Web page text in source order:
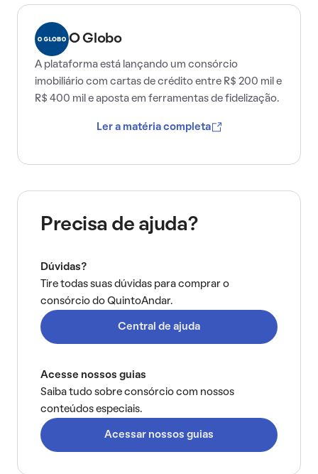
O Globo
A plataforma está lançando um consórcio
imobiliário com cartas de crédito entre R$ 200 mil e
R$ 400 mil e aposta em ferramentas de fidelização.
Ler a matéria completa
Precisa de ajuda?
Dúvidas?
Tire todas suas dúvidas para comprar o
consórcio do QuintoAndar.
Central de ajuda
Acesse nossos guias
Saiba tudo sobre consórcio com nossos
conteúdos especiais.
Acessar nossos guias